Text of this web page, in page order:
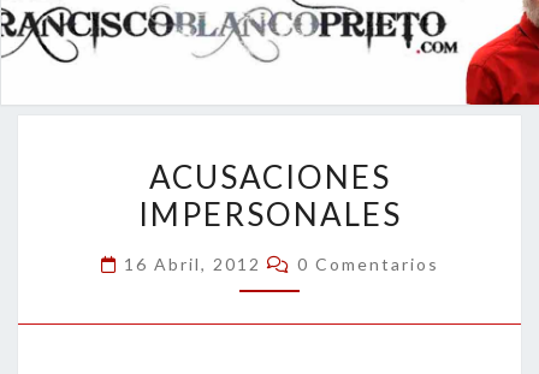
DE
BREVE
RECORRIDO
VITAL Y
ACTUALIDAD
IMPERSONALES
ACUSACIONES
IMPERSONALES
16 Abril, 2012 Comentarios
0 Comentarios